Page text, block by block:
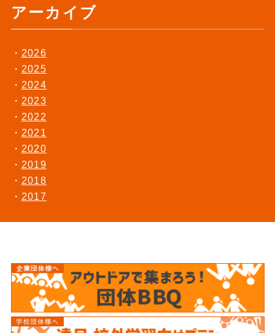
アーカイブ
2026
2025
2024
2023
2022
2021
2020
2019
2018
2017